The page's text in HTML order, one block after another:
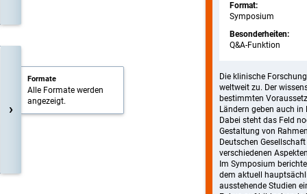
›
Formate
Alle Formate werden
angezeigt.
Format:
Symposium
Besonderheiten:
Q&A-Funktion
Die klinische
weltweit zu. Der
bestimmten
Ländern geben auch
Dabei steht das Feld
Gestaltung von
Deutschen
verschiedenen
Im Symposium
dem aktuell
ausstehende Studien